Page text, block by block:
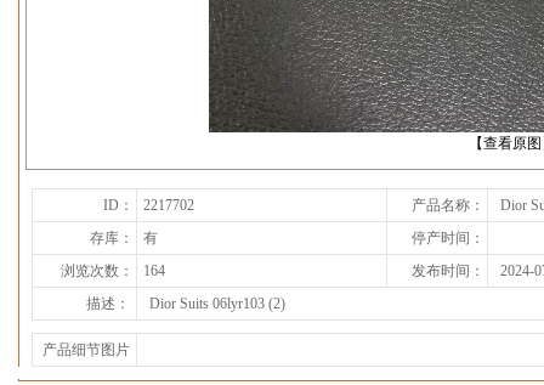
【查看原
下一张
ID： 2217702 产品名称：
Dior
存库：
有
停产时间：
浏览次数：
164 发布时间：
2024-
描述：
Dior Suits 06lyr103 (2)
产品细节图片